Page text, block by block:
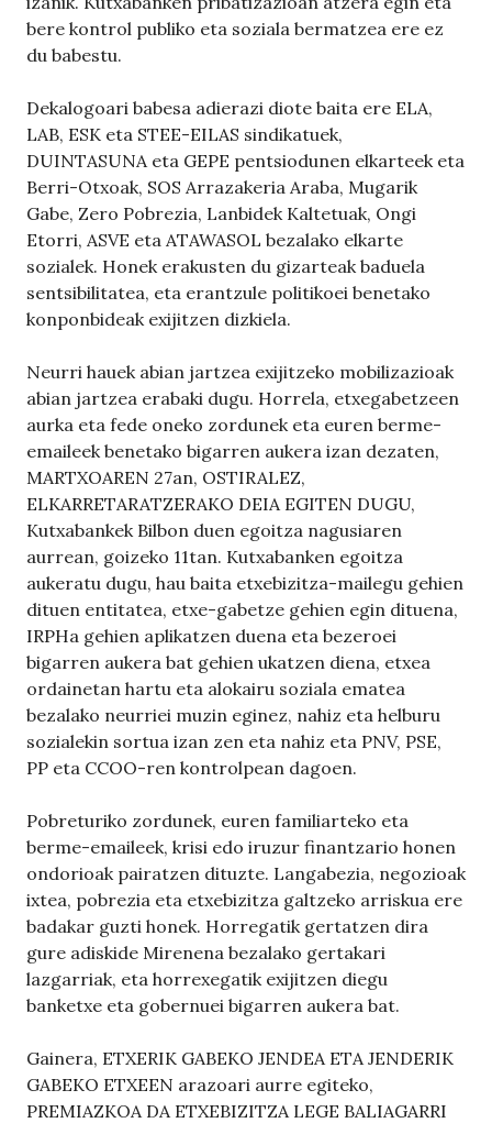
bere kontrol publiko eta soziala bermatzea ere ez
du babestu.
Dekalogoari babesa adierazi diote baita ere ELA,
LAB, ESK eta STEE-EILAS sindikatuek,
DUINTASUNA eta GEPE pentsiodunen elkarteek eta
Berri-Otxoak, SOS Arrazakeria Araba, Mugarik
Gabe, Zero Pobrezia, Lanbidek Kaltetuak, Ongi
Etorri, ASVE eta ATAWASOL bezalako elkarte
sozialek. Honek erakusten du gizarteak baduela
sentsibilitatea, eta erantzule politikoei benetako
konponbideak exijitzen dizkiela.
Neurri hauek abian jartzea exijitzeko mobilizazioak
abian jartzea erabaki dugu. Horrela, etxegabetzeen
aurka eta fede oneko zordunek eta euren berme-
emaileek benetako bigarren aukera izan dezaten,
MARTXOAREN 27an, OSTIRALEZ,
ELKARRETARATZERAKO DEIA EGITEN DUGU,
Kutxabankek Bilbon duen egoitza nagusiaren
aurrean, goizeko 11tan. Kutxabanken egoitza
aukeratu dugu, hau baita etxebizitza-mailegu gehien
dituen entitatea, etxe-gabetze gehien egin dituena,
IRPHa gehien aplikatzen duena eta bezeroei
bigarren aukera bat gehien ukatzen diena, etxea
ordainetan hartu eta alokairu soziala ematea
bezalako neurriei muzin eginez, nahiz eta helburu
sozialekin sortua izan zen eta nahiz eta PNV, PSE,
PP eta CCOO-ren kontrolpean dagoen.
Pobreturiko zordunek, euren familiarteko eta
berme-emaileek, krisi edo iruzur finantzario honen
ondorioak pairatzen dituzte. Langabezia, negozioak
ixtea, pobrezia eta etxebizitza galtzeko arriskua ere
badakar guzti honek. Horregatik gertatzen dira
gure adiskide Mirenena bezalako gertakari
lazgarriak, eta horrexegatik exijitzen diegu
banketxe eta gobernuei bigarren aukera bat.
Gainera, ETXERIK GABEKO JENDEA ETA JENDERIK
GABEKO ETXEEN arazoari aurre egiteko,
PREMIAZKOA DA ETXEBIZITZA LEGE BALIAGARRI